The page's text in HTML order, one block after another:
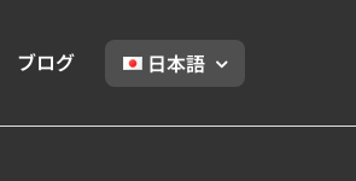
ブログ 日本語